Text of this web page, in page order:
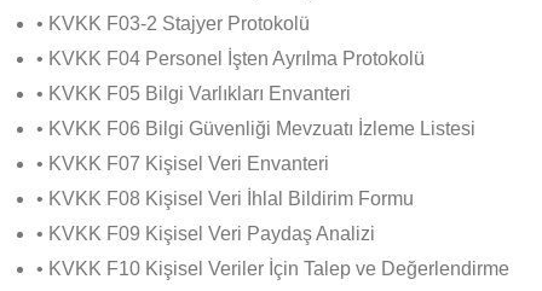
• KVKK F03-2 Stajyer Protokolü
• KVKK F04 Personel İşten Ayrılma Protokolü
• KVKK F05 Bilgi Varlıkları Envanteri
• KVKK F06 Bilgi Güvenliği Mevzuatı İzleme Listesi
• KVKK F07 Kişisel Veri Envanteri
• KVKK F08 Kişisel Veri İhlal Bildirim Formu
• KVKK F09 Kişisel Veri Paydaş Analizi
• KVKK F10 Kişisel Veriler İçin Talep ve Değerlendirme